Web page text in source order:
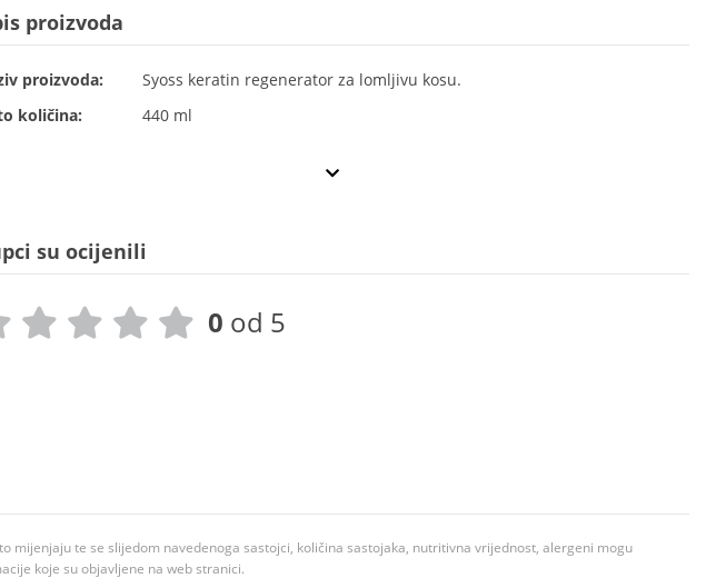
proizvoda
proizvoda:
Syoss keratin regenerator za lomljivu kosu.
količina:
440 ml
su ocijenili
0 od 5
te se slijedom navedenoga sastojci, količina sastojaka, nutritivna vrijednost, alergeni mogu
koje su objavljene na web stranici.